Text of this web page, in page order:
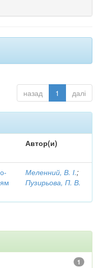
назад 1 далі
Автор(и)
Меленний, В. І.;
Пузирьова, П. В.
1